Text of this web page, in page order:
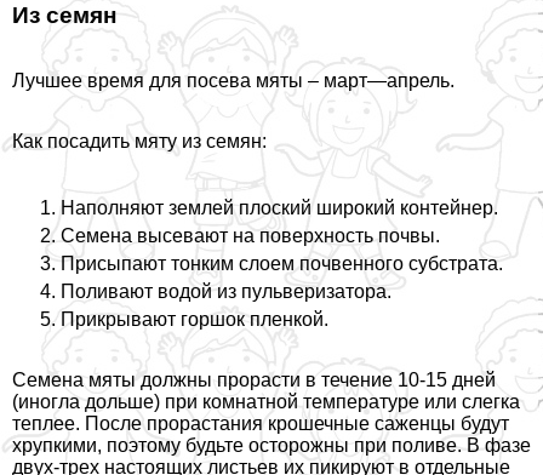
Из семян
Лучшее время для посева мяты – март—апрель.
Как посадить мяту из семян:
Наполняют землей плоский широкий контейнер.
Семена высевают на поверхность почвы.
Присыпают тонким слоем почвенного субстрата.
Поливают водой из пульверизатора.
Прикрывают горшок пленкой.
Семена мяты должны прорасти в течение 10-15 дней
(иногла дольше) при комнатной температуре или слегка
теплее. После прорастания крошечные саженцы будут
хрупкими, поэтому будьте осторожны при поливе. В фазе
двух-трех настоящих листьев их пикируют в отдельные